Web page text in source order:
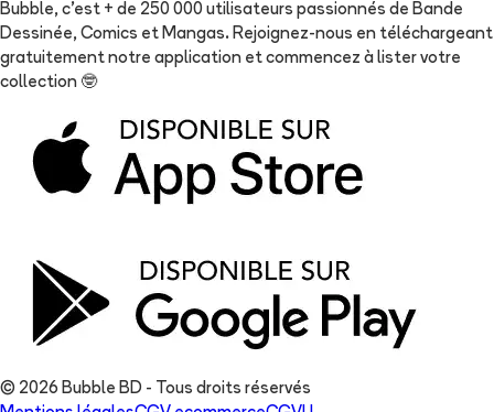
Bubble, c'est + de 250 000 utilisateurs passionnés de Bande
Dessinée, Comics et Mangas. Rejoignez-nous en téléchargeant
gratuitement notre application et commencez à lister votre
collection 🤓
© 2026 Bubble BD - Tous droits réservés